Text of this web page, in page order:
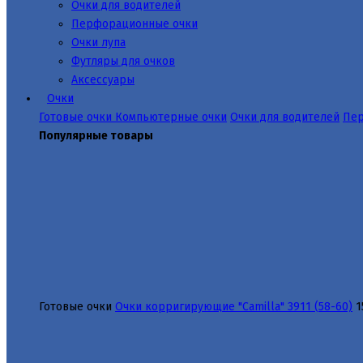
Очки для водителей
Перфорационные очки
Очки лупа
Футляры для очков
Аксессуары
Очки
Готовые очки Компьютерные очки Очки для водителей
Популярные товары
Готовые очки Очки корригирующие "Camilla" 3911 (58-60)